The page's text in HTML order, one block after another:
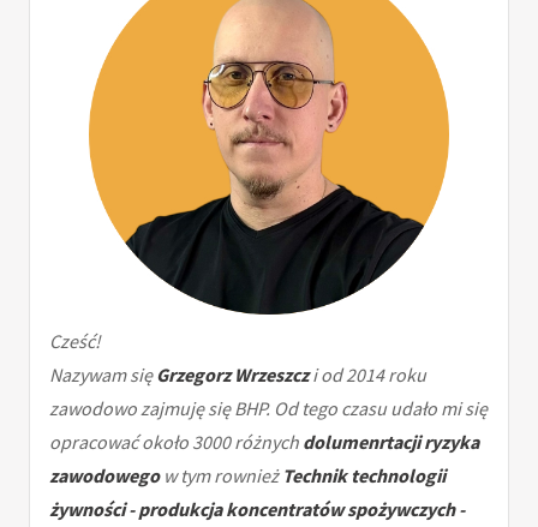
Cześć!
Nazywam sięGrzegorz Wrzeszczi od 2014 roku
zawodowo zajmuję się BHP. Od tego czasu udało mi się
opracować około 3000 różnych dolumenrtacji ryzyka
zawodowegow tym rownież Technik technologii
żywności - produkcja koncentratów spożywczych -